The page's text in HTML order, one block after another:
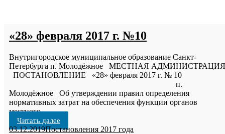
«28» февраля 2017 г. №10
Внутригородское муниципальное образование Санкт-
Петербурга п. Молодёжное МЕСТНАЯ АДМИНИСТРАЦИЯ
ПОСТАНОВЛЕНИЕ «28» февраля 2017 г. № 10
п.
Молодёжное Об утверждении правил определения
нормативных затрат на обеспечения функции органов
местного…
Читать далее
03.12.2019Постановления 2017 года